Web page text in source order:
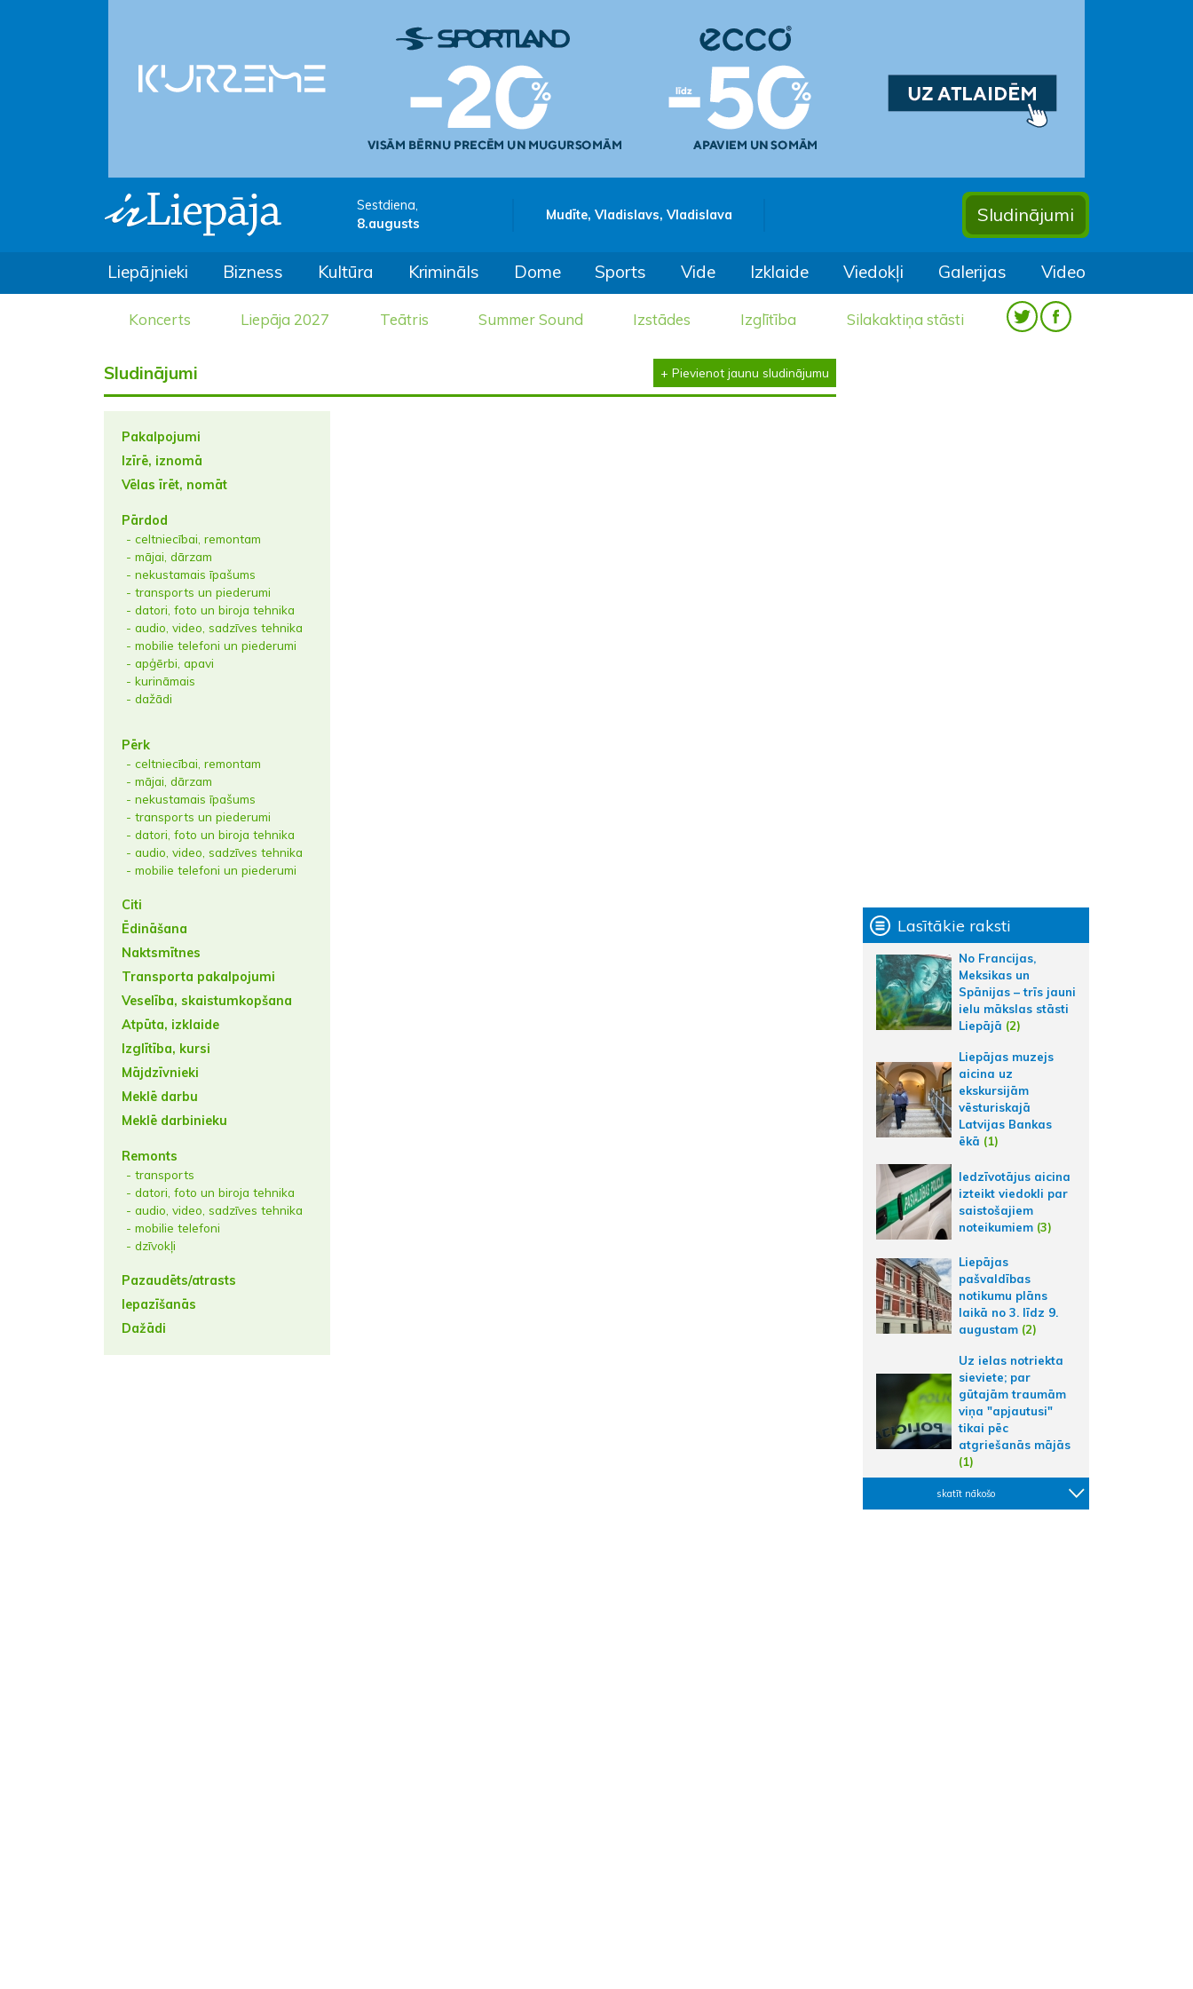
Sestdiena,
8.augusts
Mudīte, Vladislavs, Vladislava Sludinājumi
Liepājnieki Bizness Kultūra Krimināls Dome Sports Vide Izklaide Viedokļi Galerijas Video
Koncerts Liepāja 2027 Teātris Summer Sound Izstādes Izglītība Silakaktiņa stāsti
Sludinājumi + Pievienot jaunu sludinājumu
Pakalpojumi
Izīrē, iznomā
Vēlas īrēt, nomāt
Pārdod
- celtniecībai, remontam
- mājai, dārzam
- nekustamais īpašums
- transports un piederumi
- datori, foto un biroja tehnika
- audio, video, sadzīves tehnika
- mobilie telefoni un piederumi
- apģērbi, apavi
- kurināmais
- dažādi
Pērk
- celtniecībai, remontam
- mājai, dārzam
- nekustamais īpašums
- transports un piederumi
- datori, foto un biroja tehnika
- audio, video, sadzīves tehnika
- mobilie telefoni un piederumi
Citi
Ēdināšana
Naktsmītnes
Transporta pakalpojumi
Veselība, skaistumkopšana
Atpūta, izklaide
Izglītība, kursi
Mājdzīvnieki
Meklē darbu
Meklē darbinieku
Remonts
- transports
- datori, foto un biroja tehnika
- audio, video, sadzīves tehnika
- mobilie telefoni
- dzīvokļi
Pazaudēts/atrasts
Iepazīšanās
Dažādi
Lasītākie raksti
No Francijas,
Meksikas un
Spānijas – trīs jauni
ielu mākslas stāsti
Liepājā (2)
Liepājas muzejs
aicina uz
ekskursijām
vēsturiskajā
Latvijas Bankas
ēkā (1)
Iedzīvotājus aicina
izteikt viedokli par
saistošajiem
noteikumiem (3)
Liepājas
pašvaldības
notikumu plāns
laikā no 3. līdz 9.
augustam (2)
Uz ielas notriekta
sieviete; par
gūtajām traumām
viņa "apjautusi"
tikai pēc
atgriešanās mājās
(1)
skatīt nākošo